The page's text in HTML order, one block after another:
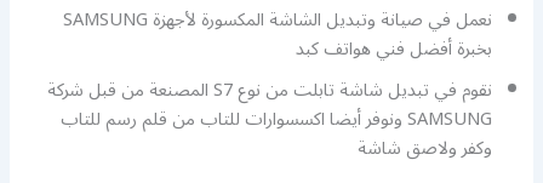
نعمل في صيانة وتبديل الشاشة المكسورة لأجهزة SAMSUNG
بخبرة أفضل فني هواتف كبد
نقوم في تبديل شاشة تابلت من نوع S7 المصنعة من قبل شركة
SAMSUNG ونوفر أيضا اكسسوارات للتاب من قلم رسم للتاب
وكفر ولاصق شاشة